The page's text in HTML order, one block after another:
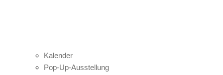
Kalender
Pop-Up-Ausstellung